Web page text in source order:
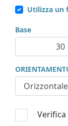
Utilizza un
Base